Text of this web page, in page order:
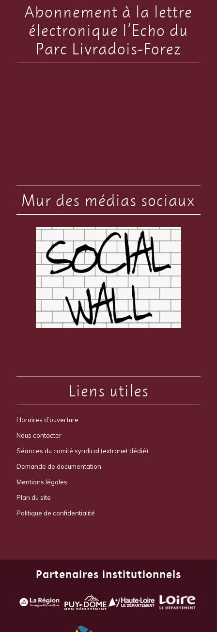
Abonnement à la lettre
électronique l’Echo du
Parc Livradois-Forez
Mur des médias sociaux
Liens utiles
Horaires d’ouverture
Nous contacter
Séances du comité syndical (extranet dédié)
Demande de documentation
Mentions légales
Plan du site
Politique de confidentialité
Partenaires institutionnels